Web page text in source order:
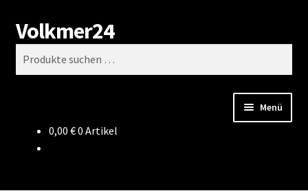
Zur
Navigation
springen
Zum
Inhalt
springen
Volkmer24
Suchen
Menü
0,00 €0 Artikel